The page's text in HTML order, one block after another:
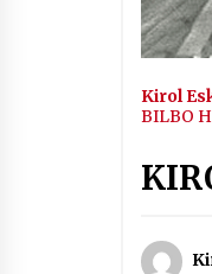
Kirol
BILBO